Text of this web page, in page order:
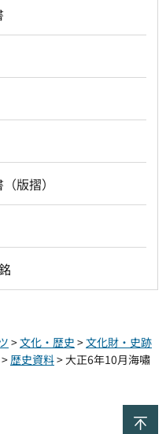
版摺）
>文化・歴史 >文化財・史跡
> 歴史資料> 大正6年10月海嘯